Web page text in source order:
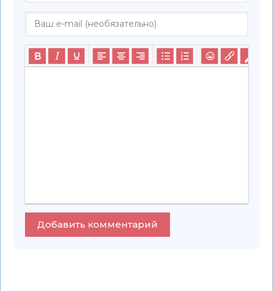
Добавить комментарий